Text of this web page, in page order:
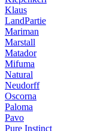
Klaus
LandPartie
Mariman
Marstall
Matador
Mifuma
Natural
Neudorff
Oscorna
Paloma
Pavo
Pure Instinct